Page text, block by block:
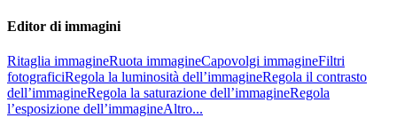
Editor di immagini
Ritaglia immagineRuota immagineCapovolgi immagineFiltri
fotograficiRegola la luminosità dell’immagineRegola il contrasto
dell’immagineRegola la saturazione dell’immagineRegola
l’esposizione dell’immagineAltro...